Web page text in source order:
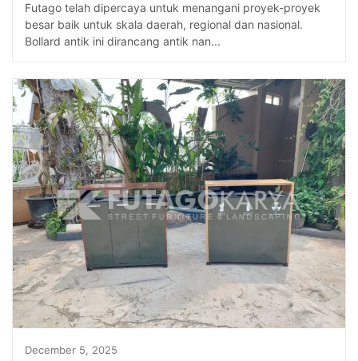
Futago telah dipercaya untuk menangani proyek-proyek
besar baik untuk skala daerah, regional dan nasional.
Bollard antik ini dirancang antik nan...
December 5, 2025